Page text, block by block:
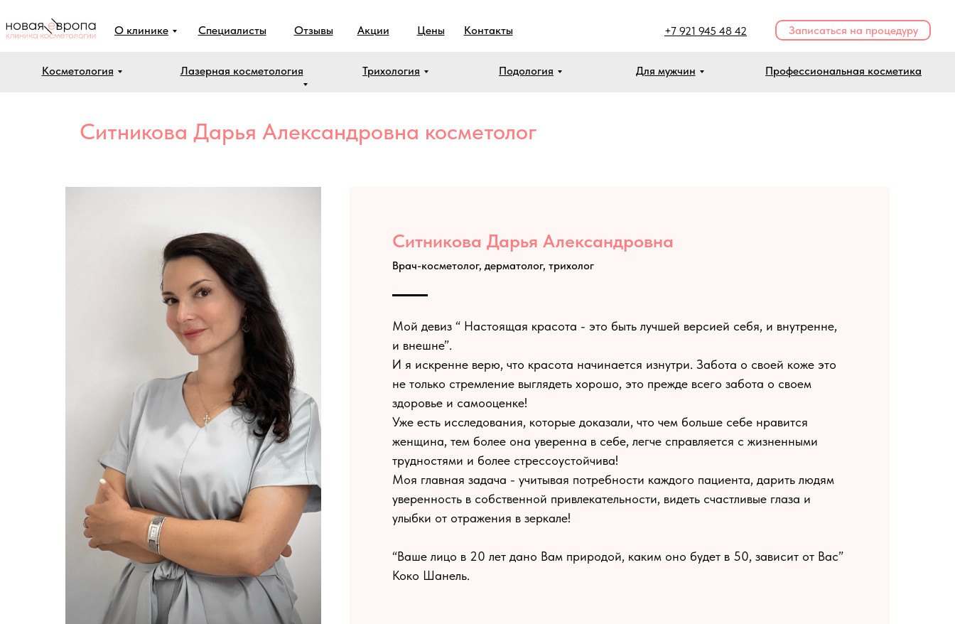
Специалисты Цены
О клинике Акции Записаться на процедуру
Отзывы Контакты +7 921 945 48 42
Косметология Для мужчин
Подология Профессиональная косметика
Лазерная косметология Трихология
Ситникова Дарья Александровна косметолог
Ситникова Дарья Александровна
Врач-косметолог, дерматолог, трихолог
Мой девиз “ Настоящая красота - это быть лучшей версией себя, и внутренне,
и внешне”.
И я искренне верю, что красота начинается изнутри. Забота о своей коже это
не только стремление выглядеть хорошо, это прежде всего забота о своем
здоровье и самооценке!
Уже есть исследования, которые доказали, что чем больше себе нравится
женщина, тем более она уверенна в себе, легче справляется с жизненными
трудностями и более стрессоустойчива!
Моя главная задача - учитывая потребности каждого пациента, дарить людям
уверенность в собственной привлекательности, видеть счастливые глаза и
улыбки от отражения в зеркале!
“Ваше лицо в 20 лет дано Вам природой, каким оно будет в 50, зависит от Вас”
Коко Шанель.